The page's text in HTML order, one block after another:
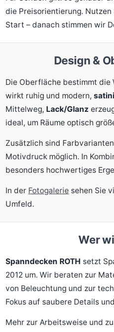
die Preisorientierung. Nutzen
Start – danach stimmen wir
Design &
Die Oberfläche bestimmt die
wirkt ruhig und modern,
Mittelweg, Lack/Glanz
ideal, um Räume optisch
Zusätzlich sind
Motivdruck möglich. In
besonders hochwertiges
In der Fotogalerie sehen Sie
Umfeld.
Wer
Spanndecken ROTH setzt
2012 um. Wir beraten zur
von Beleuchtung und zur
Fokus auf saubere Details
Mehr zur Arbeitsweise und